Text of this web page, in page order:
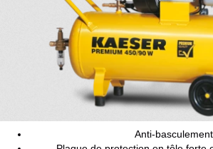
Anti-basculement